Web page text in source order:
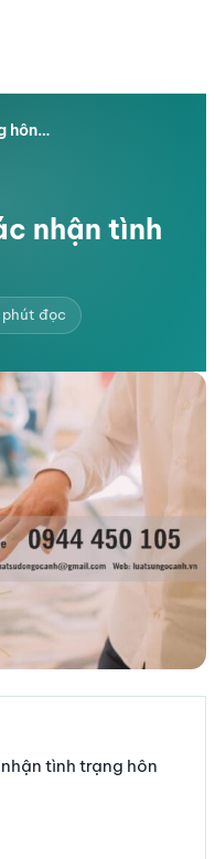
hôn…
nhận tình
phút đọc
tình trạng hôn